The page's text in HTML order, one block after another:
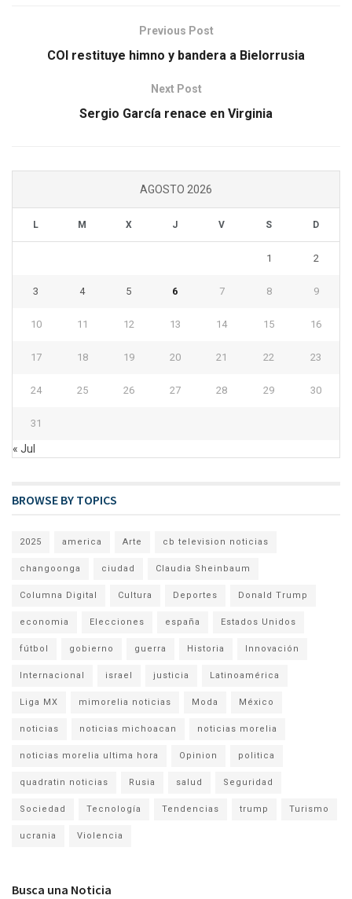
Previous Post
COI restituye himno y bandera a Bielorrusia
Next Post
Sergio García renace en Virginia
AGOSTO 2026
L M X J V S D
1 2
3 4 5 6 7 8 9
10 11 12 13 14 15 16
17 18 19 20 21 22 23
24 25 26 27 28 29 30
31
« Jul
BROWSE BY TOPICS
2025 america Arte cb television noticias
changoonga ciudad Claudia Sheinbaum
Columna Digital Cultura Deportes Donald Trump
economia Elecciones españa Estados Unidos
fútbol gobierno guerra Historia Innovación
Internacional israel justicia Latinoamérica
Liga MX mimorelia noticias Moda México
noticias noticias michoacan noticias morelia
noticias morelia ultima hora Opinion politica
quadratin noticias Rusia salud Seguridad
Sociedad Tecnología Tendencias trump Turismo
ucrania Violencia
Busca una Noticia